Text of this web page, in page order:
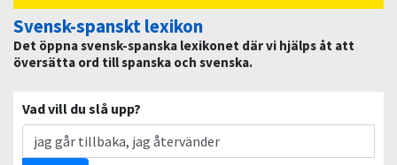
Svensk-spanskt lexikon
Det öppna svensk-spanska lexikonet där vi hjälps åt att
översätta ord till spanska och svenska.
Vad vill du slå upp?